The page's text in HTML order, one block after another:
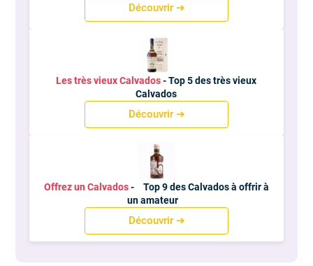
Découvrir ➔
Les très vieux Calvados- Top 5 des très vieux
Calvados
Découvrir ➔
Offrez un Calvados-
Top 9 des Calvados à offrir à
un amateur
Découvrir ➔